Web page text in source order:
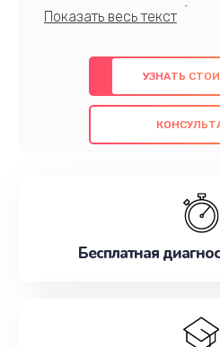
профессионалов с
предлагаем быстрый и
использованием
также гарантируем
проведенных работ. Наша
наилучшим образом. Не
УЗНАТЬ
Бесплатная